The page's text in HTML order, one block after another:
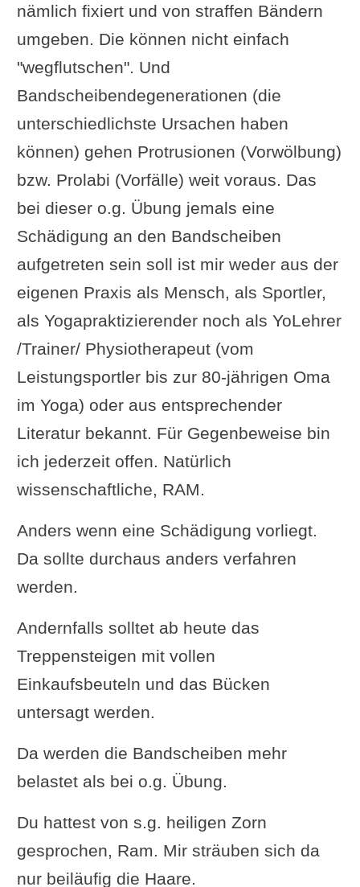
nämlich fixiert und von straffen Bändern
umgeben. Die können nicht einfach
"wegflutschen". Und
Bandscheibendegenerationen (die
unterschiedlichste Ursachen haben
können) gehen Protrusionen (Vorwölbung)
bzw. Prolabi (Vorfälle) weit voraus. Das
bei dieser o.g. Übung jemals eine
Schädigung an den Bandscheiben
aufgetreten sein soll ist mir weder aus der
eigenen Praxis als Mensch, als Sportler,
als Yogapraktizierender noch als YoLehrer
/Trainer/ Physiotherapeut (vom
Leistungsportler bis zur 80-jährigen Oma
im Yoga) oder aus entsprechender
Literatur bekannt. Für Gegenbeweise bin
ich jederzeit offen. Natürlich
wissenschaftliche, RAM.
Anders wenn eine Schädigung vorliegt.
Da sollte durchaus anders verfahren
werden.
Andernfalls solltet ab heute das
Treppensteigen mit vollen
Einkaufsbeuteln und das Bücken
untersagt werden.
Da werden die Bandscheiben mehr
belastet als bei o.g. Übung.
Du hattest von s.g. heiligen Zorn
gesprochen, Ram. Mir sträuben sich da
nur beiläufig die Haare.